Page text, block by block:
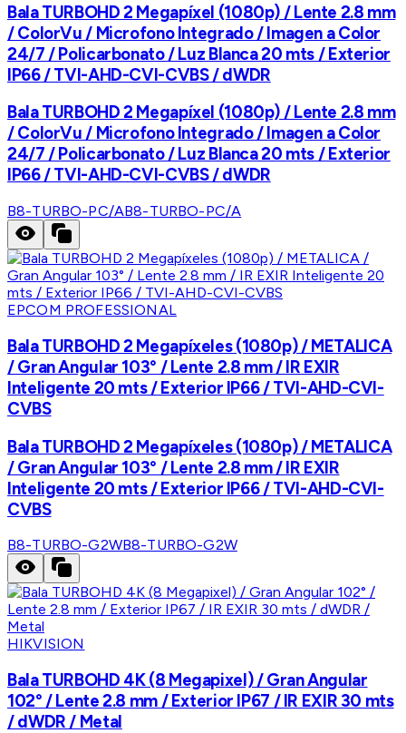
Bala TURBOHD 2 Megapíxel (1080p) / Lente 2.8 mm
/ ColorVu / Microfono Integrado / Imagen a Color
24/7 / Policarbonato / Luz Blanca 20 mts / Exterior
IP66 / TVI-AHD-CVI-CVBS / dWDR
Bala TURBOHD 2 Megapíxel (1080p) / Lente 2.8 mm
/ ColorVu / Microfono Integrado / Imagen a Color
24/7 / Policarbonato / Luz Blanca 20 mts / Exterior
IP66 / TVI-AHD-CVI-CVBS / dWDR
B8-TURBO-PC/AB8-TURBO-PC/A
EPCOM PROFESSIONAL
Bala TURBOHD 2 Megapíxeles (1080p) / METALICA
/ Gran Angular 103° / Lente 2.8 mm / IR EXIR
Inteligente 20 mts / Exterior IP66 / TVI-AHD-CVI-
CVBS
Bala TURBOHD 2 Megapíxeles (1080p) / METALICA
/ Gran Angular 103° / Lente 2.8 mm / IR EXIR
Inteligente 20 mts / Exterior IP66 / TVI-AHD-CVI-
CVBS
B8-TURBO-G2WB8-TURBO-G2W
HIKVISION
Bala TURBOHD 4K (8 Megapixel) / Gran Angular
102° / Lente 2.8 mm / Exterior IP67 / IR EXIR 30 mts
/ dWDR / Metal